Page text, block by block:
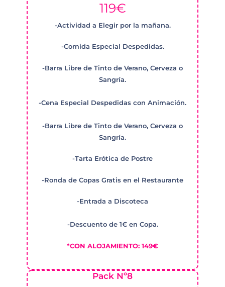
119€
-Actividad a Elegir por la mañana.
-Comida Especial Despedidas.
-Barra Libre de Tinto de Verano, Cerveza o
Sangría.
-Cena Especial Despedidas con Animación.
-Barra Libre de Tinto de Verano, Cerveza o
Sangría.
-Tarta Erótica de Postre
-Ronda de Copas Gratis en el Restaurante
-Entrada a Discoteca
-Descuento de 1€ en Copa.
*CON ALOJAMIENTO: 149€
Pack Nº8